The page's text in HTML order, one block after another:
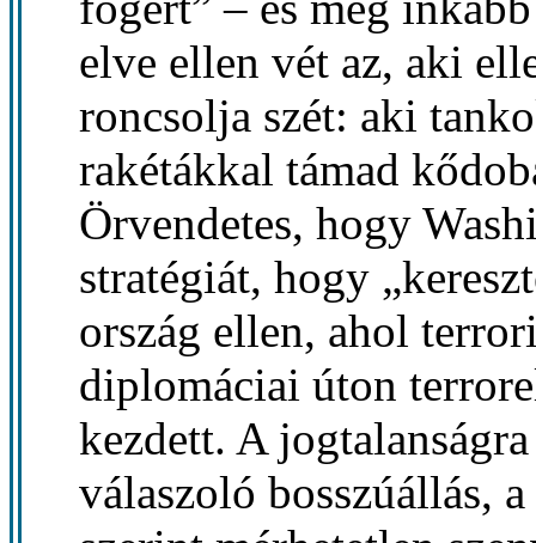
elve ellen vét az, aki
roncsolja szét: aki
rakétákkal támad
Örvendetes, hogy
stratégiát, hogy
ország ellen, ahol
diplomáciai úton
kezdett. A
válaszoló bosszúállás,